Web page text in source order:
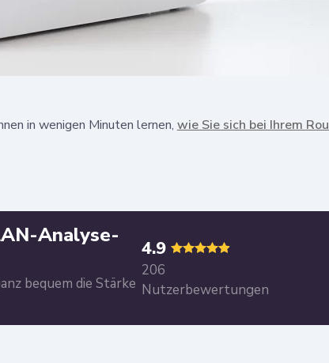
in wenigen Minuten lernen, wie Sie sich bei Ihrem
Analyse-
bequem die Stärke
4.9
206
Nutzerbewertungen